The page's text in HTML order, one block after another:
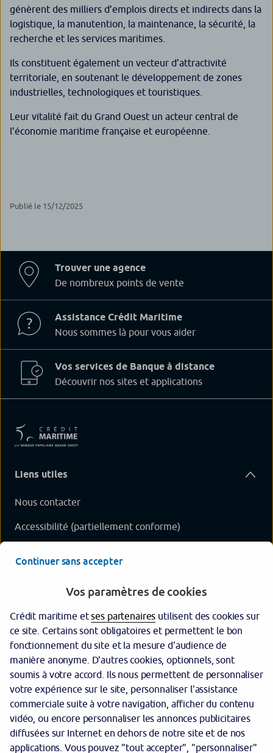
génèrent des milliers d’emplois directs et indirects dans la
logistique, la manutention, la maintenance, la sécurité, la
recherche et les services maritimes.
Ils constituent également un vecteur d’attractivité
territoriale, en soutenant le développement de zones
industrielles, technologiques et touristiques.
Leur vitalité fait du Grand Ouest un acteur central de
l’économie maritime française et européenne.
Publié le 15/12/2025
Trouver une agence
De nombreux points de vente
Assistance Crédit Maritime
Nous sommes là pour vous aider
Vos services de Banque à distance
Découvrir nos sites et applications
Liens utiles
Nous contacter
Accessibilité (partiellement conforme)
Sécurité
Garantie des dépôts
Continuer sans accepter
Vos paramètres de cookies
Crédit maritime etses partenaires utilisent des cookies sur
ce site. Certains sont obligatoires et permettent le bon
fonctionnement du site et la mesure d'audience de
manière anonyme. D'autres cookies, optionnels, sont
soumis à votre accord. Ils nous permettent de personnaliser
votre expérience sur le site, personnaliser l'assistance
commerciale suite à votre navigation, afficher du contenu
vidéo, ou encore personnaliser les annonces publicitaires
diffusées sur Internet en dehors de notre site et de nos
applications. Vous pouvez "tout accepter", "personnaliser"